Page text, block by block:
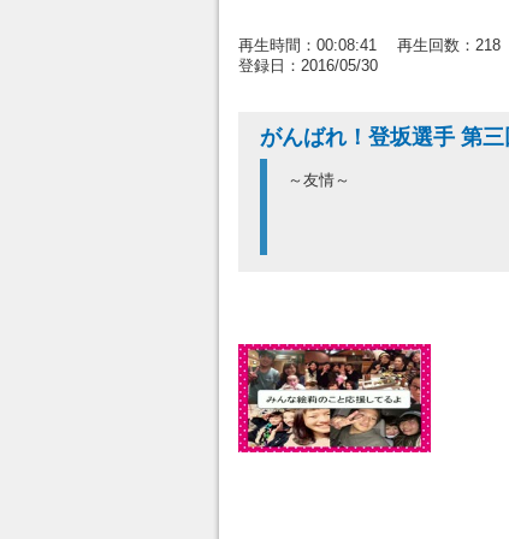
再生時間：00:08:41 再生回数：218
登録日：2016/05/30
がんばれ！登坂選手 第三
～友情～